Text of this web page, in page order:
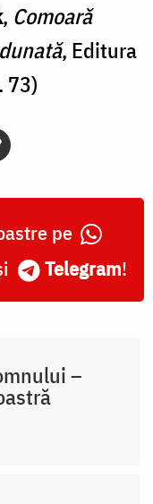
, Comoară
, Editura
73)
pe
Telegram!
–